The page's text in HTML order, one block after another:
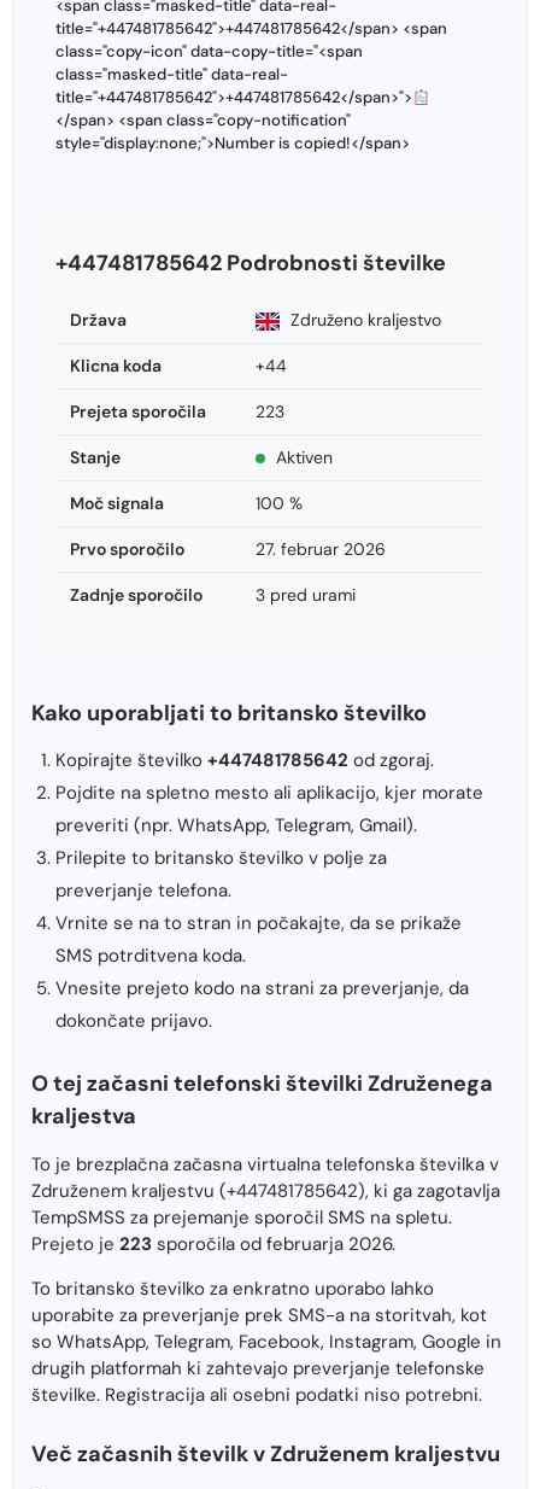
<span class="masked-title" data-real-
title="+447481785642">+447481785642</span> <span
class="copy-icon" data-copy-title="<span
class="masked-title" data-real-
title="+447481785642">+447481785642</span>">
</span> <span class="copy-notification"
style="display:none;">Number is copied!</span>
+447481785642 Podrobnosti številke
Država Združeno kraljestvo
Klicna koda +44
Prejeta sporočila 223
Stanje Aktiven
Moč signala 100 %
Prvo sporočilo 27. februar 2026
Zadnje sporočilo 3 pred urami
Kako uporabljati to britansko številko
Kopirajte številko +447481785642 od zgoraj.
Pojdite na spletno mesto ali aplikacijo, kjer morate
preveriti (npr. WhatsApp, Telegram, Gmail).
Prilepite to britansko številko v polje za
preverjanje telefona.
Vrnite se na to stran in počakajte, da se prikaže
SMS potrditvena koda.
Vnesite prejeto kodo na strani za preverjanje, da
dokončate prijavo.
O tej začasni telefonski številki Združenega
kraljestva
To je brezplačna začasna virtualna telefonska številka v
Združenem kraljestvu (+447481785642), ki ga zagotavlja
TempSMSS za prejemanje sporočil SMS na spletu.
Prejeto je 223 sporočila od februarja 2026.
To britansko številko za enkratno uporabo lahko
uporabite za preverjanje prek SMS-a na storitvah, kot
so WhatsApp, Telegram, Facebook, Instagram, Google in
drugih platformah ki zahtevajo preverjanje telefonske
številke. Registracija ali osebni podatki niso potrebni.
Več začasnih številk v Združenem kraljestvu